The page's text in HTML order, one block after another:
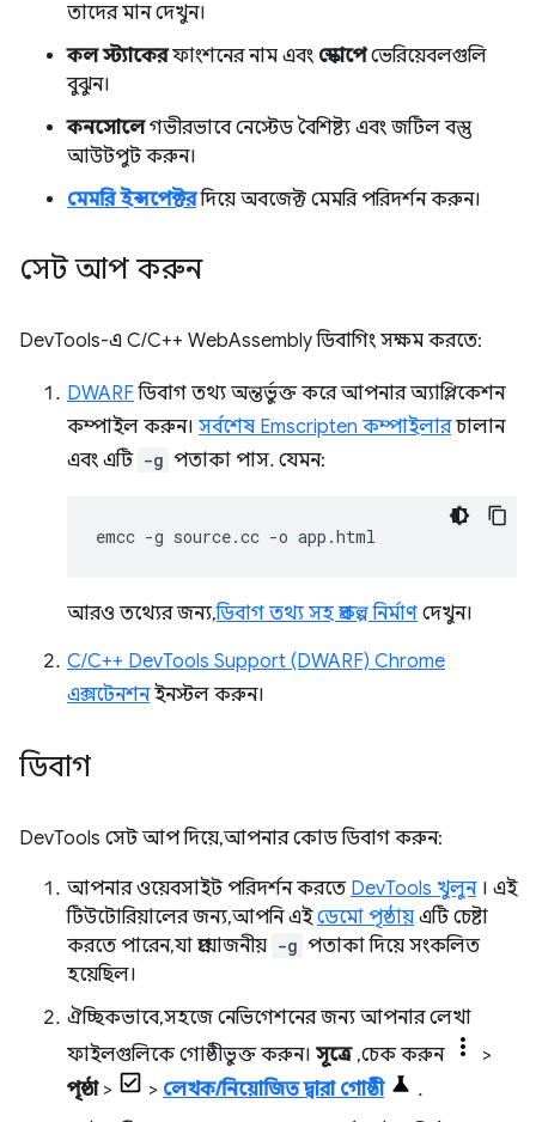
তাদের মান দেখুন।
কল স্ট্যাকেরফাংশনের নাম এবং স্কোপেভেরিয়েবলগুলি
বুঝুন।
কনসোলেগভীরভাবে নেস্টেড বৈশিষ্ট্য এবং জটিল বস্তু
আউটপুট করুন।
মেমরি ইন্সপেক্টরদিয়ে অবজেক্ট মেমরি পরিদর্শন করুন।
সেট আপ করুন
DevTools-এ C/C++ WebAssembly ডিবাগিং সক্ষম করতে:
DWARFডিবাগ তথ্য অন্তর্ভুক্ত করে আপনার অ্যাপ্লিকেশন
কম্পাইল করুন। সর্বশেষ Emscripten কম্পাইলারচালান
এবং এটি -g পতাকা পাস. যেমন:
emcc -g source.cc -o
আরও তথ্যের জন্য,ডিবাগ তথ্য সহ প্রকল্প নির্মাণ দেখুন।
C/C++ DevTools Support (DWARF) Chrome
এক্সটেনশনইনস্টল করুন।
ডিবাগ
DevTools সেট আপ দিয়ে, আপনার কোড ডিবাগ করুন:
আপনার ওয়েবসাইট পরিদর্শন করতে DevTools খুলুন। এই
টিউটোরিয়ালের জন্য, আপনি এইডেমো পৃষ্ঠায় এটি চেষ্টা
করতে পারেন, যা প্রয়োজনীয় -g পতাকা দিয়ে সংকলিত
হয়েছিল।
ঐচ্ছিকভাবে, সহজে নেভিগেশনের জন্য আপনার লেখা
ফাইলগুলিকে গোষ্ঠীভুক্ত করুন। সূত্রে, চেক করুন
>
পৃষ্ঠা> > লেখক/নিয়োজিত দ্বারা গোষ্ঠী
.